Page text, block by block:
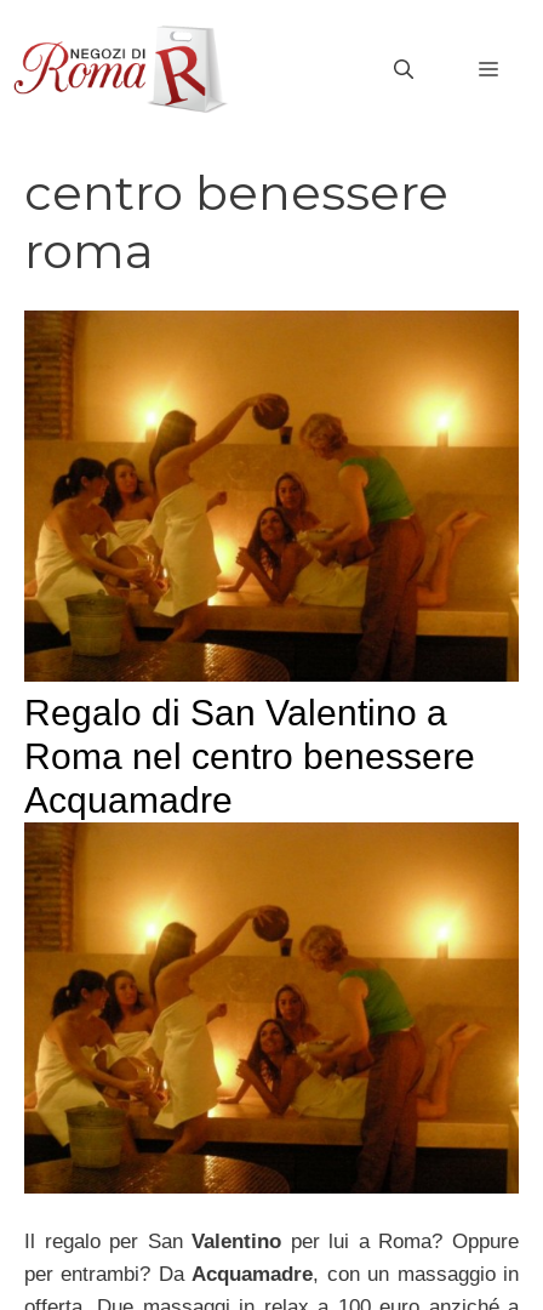
contenuto
centro benessere
roma
Regalo di San Valentino a
Roma nel centro benessere
Acquamadre
Il regalo per SanValentino per lui a Roma? Oppure
per entrambi? DaAcquamadre, con un massaggio in